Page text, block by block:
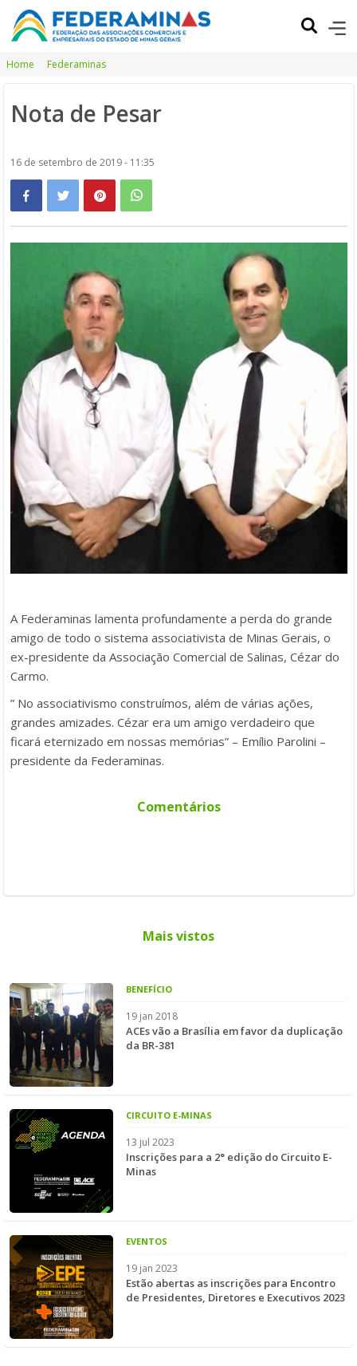
Home Federaminas
Nota de Pesar
16 de setembro de 2019 - 11:35
A Federaminas lamenta profundamente a perda do grande
amigo de todo o sistema associativista de Minas Gerais, o
ex-presidente da Associação Comercial de Salinas, Cézar do
Carmo.
” No associativismo construímos, além de várias ações,
grandes amizades. Cézar era um amigo verdadeiro que
ficará eternizado em nossas memórias” – Emílio Parolini –
presidente da Federaminas.
Comentários
Mais vistos
BENEFÍCIO
19 jan 2018
ACEs vão a Brasília em favor da duplicação
da BR-381
CIRCUITO E-MINAS
13 jul 2023
Inscrições para a 2° edição do Circuito E-
Minas
EVENTOS
19 jan 2023
Estão abertas as inscrições para Encontro
de Presidentes, Diretores e Executivos 2023